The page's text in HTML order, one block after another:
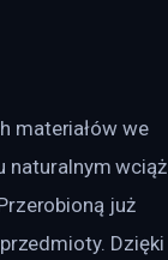
materiałów we
naturalnym wciąż
już
Dzięki